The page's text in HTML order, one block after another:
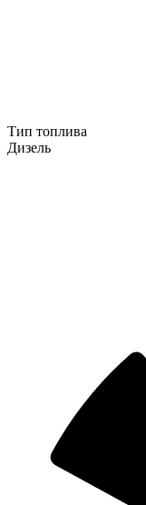
Тип топлива
Дизель